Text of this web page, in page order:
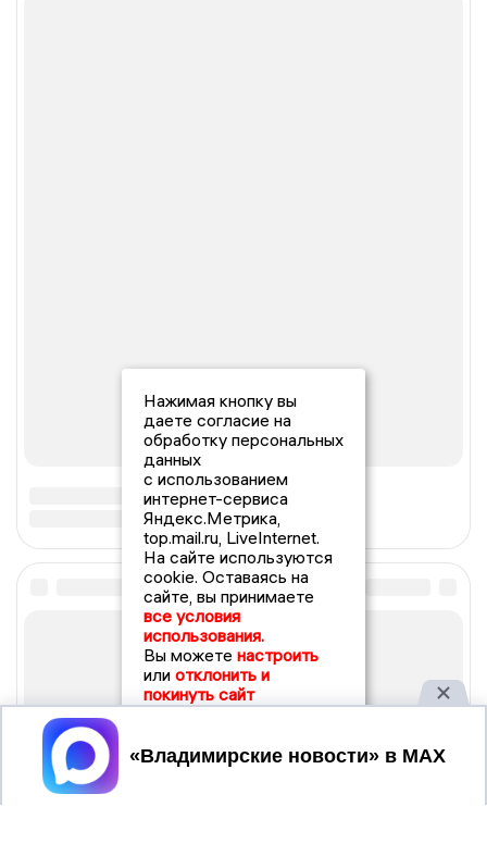
Нажимая кнопку вы
даете согласие на
обработку персональных
данных
с использованием
интернет-сервиса
Яндекс.Метрика,
top.mail.ru, LiveInternet.
На сайте используются
cookie. Оставаясь на
сайте, вы принимаете
все условия
использования.
Вы можете настроить
или отклонить и
покинуть сайт
Принять